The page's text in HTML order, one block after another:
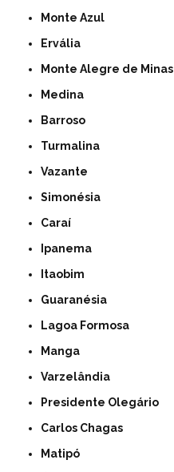
Monte Azul
Ervália
Monte Alegre de Minas
Medina
Barroso
Turmalina
Vazante
Simonésia
Caraí
Ipanema
Itaobim
Guaranésia
Lagoa Formosa
Manga
Varzelândia
Presidente Olegário
Carlos Chagas
Matipó